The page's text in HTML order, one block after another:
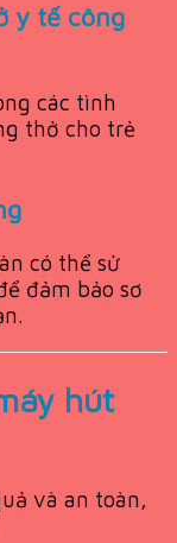
y tế công
các tình
thở cho trẻ
có thể sử
đảm bảo sơ
hút
và an toàn,